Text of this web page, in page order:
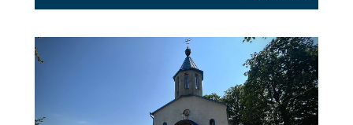
священному сані. Під час богослужіння підносилися
особливі молитви за мир в Україні, за воїнів, які